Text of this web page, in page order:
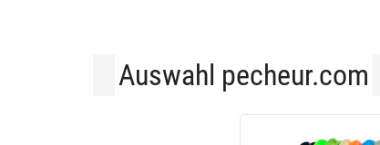
Auswahl pecheur.com